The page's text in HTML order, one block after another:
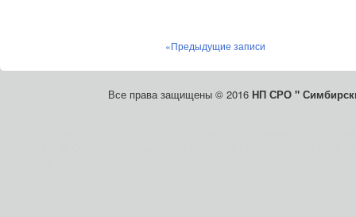
«Предыдущие записи
Все права защищены © 2016 НП СРО "